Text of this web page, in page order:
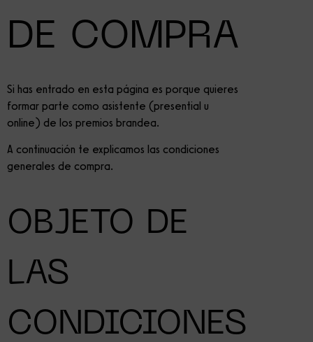
DE COMPRA
Si has entrado en esta página es porque quieres
formar parte como asistente (presential u
online) de los premios brandea.
A continuación te explicamos las condiciones
generales de compra.
OBJETO DE
LAS
CONDICIONES